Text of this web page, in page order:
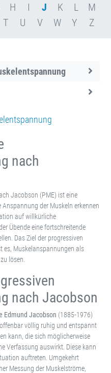
H I J K L
M
T U V W Y Z
nach
Jacobson (PME) ist eine
der Muskeln erkennen
auf willkürliche
Übende eine fortschreitende
Das Ziel der progressiven
es, Muskelanspannungen als
lösen.
nach Jacobson
Edmund Jacobson (1885-1976)
völlig ruhig und entspannt
kann, die sich möglicherweise
Verfassung auswirkt. Diese kann
auftreten. Umgekehrt
Messung der Muskelströme,